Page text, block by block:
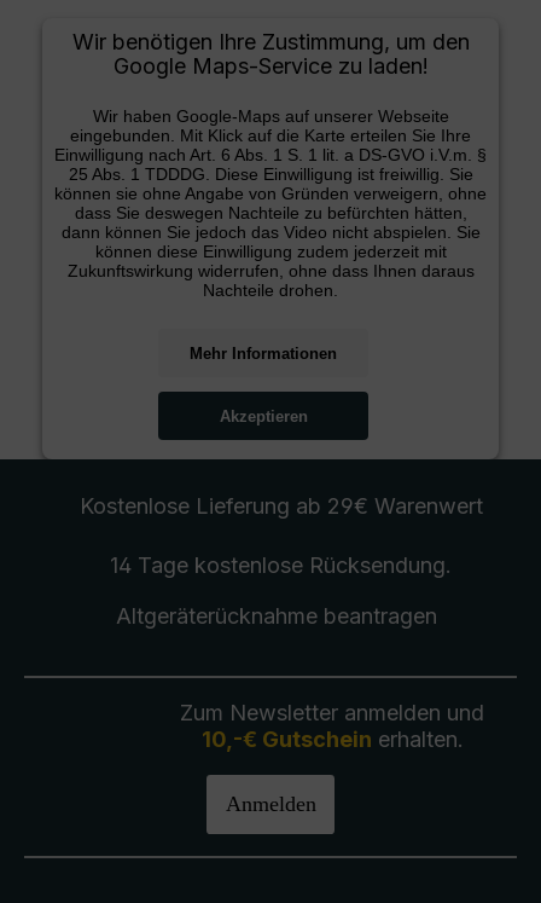
Wir benötigen Ihre Zustimmung, um den
Google Maps-Service zu laden!
Wir haben Google-Maps auf unserer Webseite
eingebunden. Mit Klick auf die Karte erteilen Sie Ihre
Einwilligung nach Art. 6 Abs. 1 S. 1 lit. a DS-GVO i.V.m. §
25 Abs. 1 TDDDG. Diese Einwilligung ist freiwillig. Sie
können sie ohne Angabe von Gründen verweigern, ohne
dass Sie deswegen Nachteile zu befürchten hätten,
dann können Sie jedoch das Video nicht abspielen. Sie
können diese Einwilligung zudem jederzeit mit
Zukunftswirkung widerrufen, ohne dass Ihnen daraus
Nachteile drohen.
Mehr Informationen
Akzeptieren
Kostenlose Lieferung ab 29€ Warenwert
14 Tage kostenlose Rücksendung.
Altgeräterücknahmebeantragen
Zum Newsletter anmelden und
10,-€ Gutschein erhalten.
Anmelden